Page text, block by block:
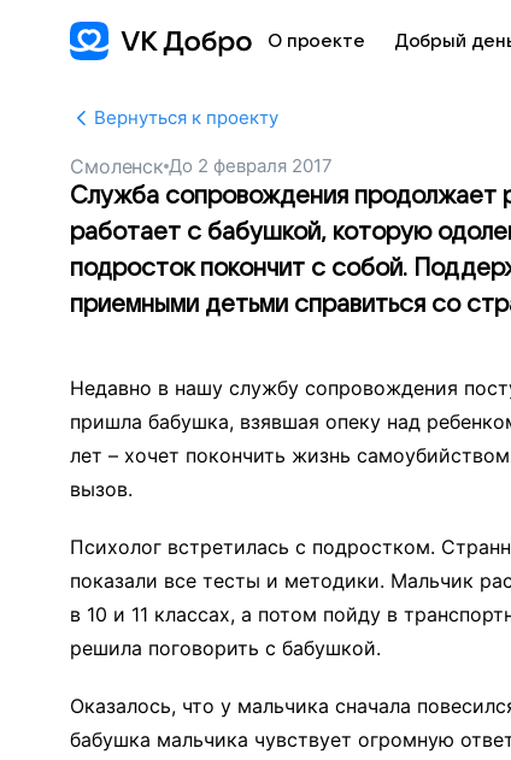
О проекте Добрый
Вернуться к проекту
Смоленск До 2 февраля 2017
Служба сопровождения продолжает
работает с бабушкой, которую
подросток покончит с собой.
приемными детьми справиться со
Недавно в нашу службу сопровождения
пришла бабушка, взявшая опеку над
лет – хочет покончить жизнь
вызов.
Психолог встретилась с подростком.
показали все тесты и методики. Мальчик
в 10 и 11 классах, а потом пойду в
решила поговорить с бабушкой.
Оказалось, что у мальчика сначала
бабушка мальчика чувствует огромную